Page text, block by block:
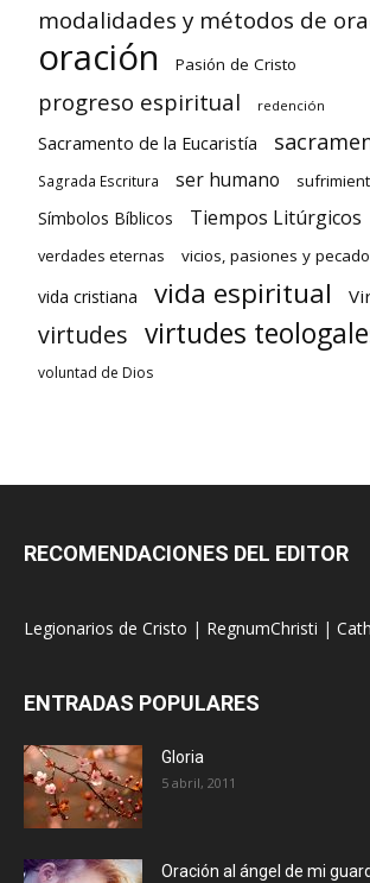
modalidades y métodos de
oración Pasión de Cristo
progreso espiritual redención
Sacramento de la Eucaristía
Sagrada Escritura ser humano
Símbolos Bíblicos Tiempos Litúrgicos
verdades eternas vicios, pasiones y
vida cristiana vida espiritual
virtudes virtudes
voluntad de Dios
RECOMENDACIONES DEL EDITOR
Legionarios de Cristo | RegnumChristi |
ENTRADAS POPULARES
Gloria
5 abril, 2011
Oración al ángel de mi